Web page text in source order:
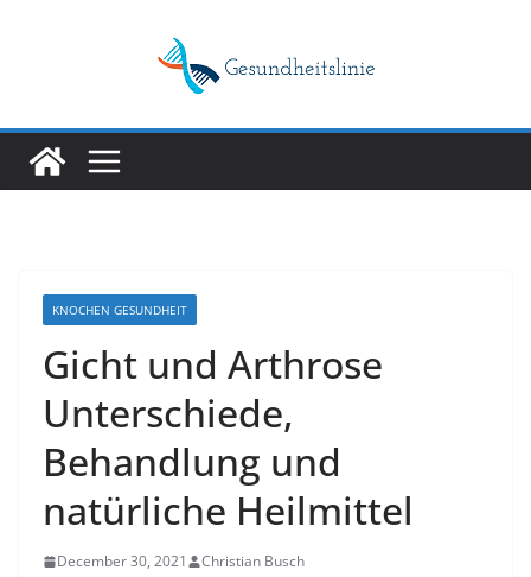
KNOCHEN GESUNDHEIT
Gicht und Arthrose
Unterschiede,
Behandlung und
natürliche Heilmittel
December 30, 2021 Christian Busch